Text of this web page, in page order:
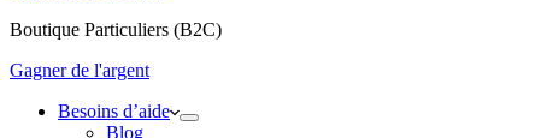
Boutique Particuliers (B2C)
Gagner de l'argent
Besoins d’aide
Blog